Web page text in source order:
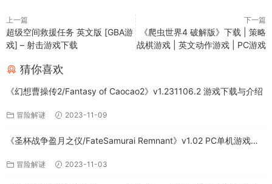
上一篇
超级空间救援任务 英文版 [GBA游
戏] – 射击游戏下载
下一篇
《爬虫世界4 破解版》下载 | 策略
战棋游戏 | 英文动作游戏 | PC游戏
猜你喜欢
《幻想曹操传2/Fantasy of Caocao2》v1.231106.2 游戏下载与介绍
冒险解谜 2023-11-09
《圣杯战争盈月之仪/FateSamurai Remnant》v1.02 PC单机游戏下
冒险解谜 2023-11-03